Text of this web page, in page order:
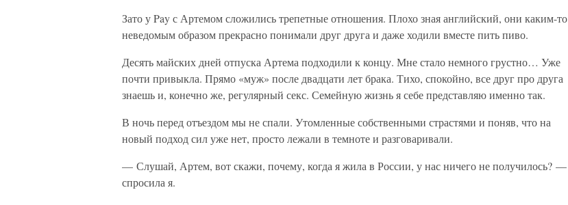
Зато у Pay с Артемом сложились трепетные отношения. Плохо зная английский, они каким-то
неведомым образом прекрасно понимали друг друга и даже ходили вместе пить пиво.
Десять майских дней отпуска Артема подходили к концу. Мне стало немного грустно… Уже
почти привыкла. Прямо «муж» после двадцати лет брака. Тихо, спокойно, все друг про друга
знаешь и, конечно же, регулярный секс. Семейную жизнь я себе представляю именно так.
В ночь перед отъездом мы не спали. Утомленные собственными страстями и поняв, что на
новый подход сил уже нет, просто лежали в темноте и разговаривали.
— Слушай, Артем, вот скажи, почему, когда я жила в России, у нас ничего не получилось? —
спросила я.